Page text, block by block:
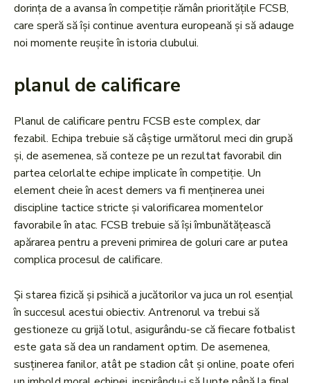
dorința de a avansa în competiție rămân prioritățile FCSB,
care speră să își continue aventura europeană și să adauge
noi momente reușite în istoria clubului.
planul de calificare
Planul de calificare pentru FCSB este complex, dar
fezabil. Echipa trebuie să câștige următorul meci din grupă
și, de asemenea, să conteze pe un rezultat favorabil din
partea celorlalte echipe implicate în competiție. Un
element cheie în acest demers va fi menținerea unei
discipline tactice stricte și valorificarea momentelor
favorabile în atac. FCSB trebuie să își îmbunătățească
apărarea pentru a preveni primirea de goluri care ar putea
complica procesul de calificare.
Și starea fizică și psihică a jucătorilor va juca un rol esențial
în succesul acestui obiectiv. Antrenorul va trebui să
gestioneze cu grijă lotul, asigurându-se că fiecare fotbalist
este gata să dea un randament optim. De asemenea,
susținerea fanilor, atât pe stadion cât și online, poate oferi